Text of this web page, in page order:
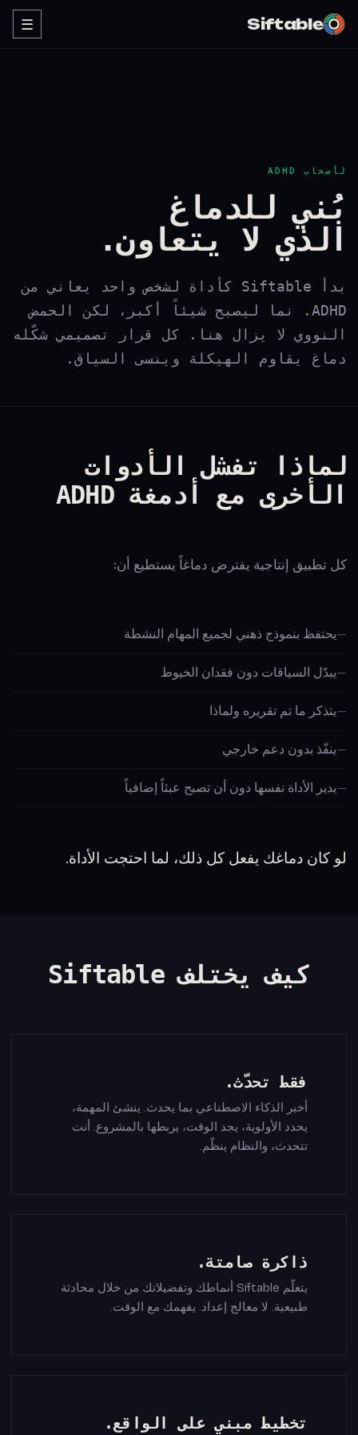
Siftable
☰
لأصحاب ADHD
بُني للدماغ
الذي لا يتعاون.
بدأ Siftable كأداة لشخص واحد يعاني من
ADHD. نما ليصبح شيئاً أكبر، لكن الحمض
النووي لا يزال هنا. كل قرار تصميمي شكّله
دماغ يقاوم الهيكلة وينسى السياق.
لماذا تفشل الأدوات
الأخرى مع أدمغة ADHD
كل تطبيق إنتاجية يفترض دماغاً يستطيع أن:
يحتفظ بنموذج ذهني لجميع المهام النشطة
يبدّل السياقات دون فقدان الخيوط
يتذكر ما تم تقريره ولماذا
ينفّذ بدون دعم خارجي
يدير الأداة نفسها دون أن تصبح عبئاً إضافياً
لو كان دماغك يفعل كل ذلك، لما احتجت الأداة.
كيف يختلف Siftable
فقط تحدّث.
أخبر الذكاء الاصطناعي بما يحدث. ينشئ المهمة،
يحدد الأولوية، يجد الوقت، يربطها بالمشروع. أنت
تتحدث، والنظام ينظّم.
ذاكرة صامتة.
يتعلّم Siftable أنماطك وتفضيلاتك من خلال محادثة
طبيعية. لا معالج إعداد. يفهمك مع الوقت.
تخطيط مبني على الواقع.